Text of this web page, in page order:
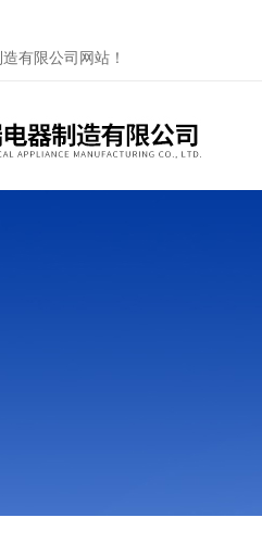
有限公司网站！